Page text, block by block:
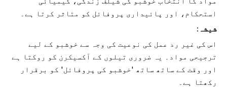
استحکام، اور پائیداری پروفائل کو متاثر کرتا ہے۔
شیشہ:
اس کی غیر رد عمل کی نوعیت کی وجہ سے خوشبو کے لیے
ترجیحی مواد۔ یہ ضروری تیلوں کے آکسیکرن کو روکتا ہے
اور وقت کے ساتھ ساتھ 'خوشبو کی پروفائل' کو برقرار
رکھتا ہے۔